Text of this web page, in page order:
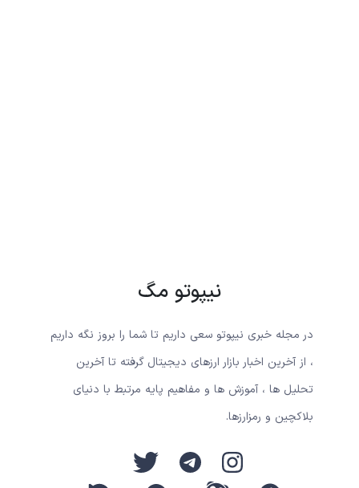
نیپوتو مگ
در مجله خبری نیپوتو سعی داریم تا شما را بروز نگه داریم
، از آخرین اخبار بازار ارزهای دیجیتال گرفته تا آخرین
تحلیل ها ، آموزش ها و مفاهیم پایه مرتبط با دنیای
بلاکچین و رمزارزها.